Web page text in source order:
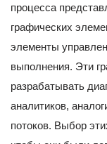
процесса
графических
элементы
выполнения. Эти
разрабатывать
аналитиков,
потоков. Выбор